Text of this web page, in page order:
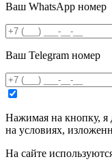
Ваш WhatsApp номер
Ваш Telegram номер
Нажимая на кнопку, я
на условиях,
На сайте